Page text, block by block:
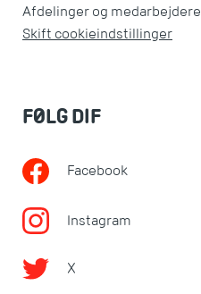
Afdelinger og medarbejdere
Skift cookieindstillinger
FØLG DIF
Facebook
Instagram
X